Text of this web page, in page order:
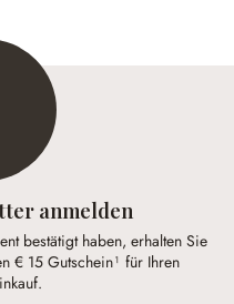
anmelden
bestätigt haben, erhalten Sie
€ 15 Gutschein¹ für Ihren